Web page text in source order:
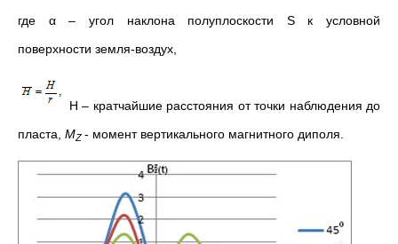
где α – угол наклона полуплоскости S к условной
поверхности земля-воздух,
H – кратчайшие расстояния от точки наблюдения до
пласта, MZ - момент вертикального магнитного диполя.